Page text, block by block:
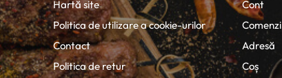
Hartă site
Politica de utilizare a cookie-urilor
Contact
Politica de retur
Cont
Comenzi
Adresă
Coș